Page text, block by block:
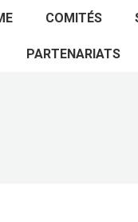
COMITÉS
PARTENARIATS
ACCUEIL
SOUMISSIONS